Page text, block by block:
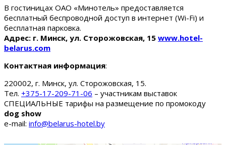
В гостиницах ОАО «Минотель» предоставляется
бесплатный беспроводной доступ в интернет (Wi-Fi) и
бесплатная парковка.
Адрес: г. Минск, ул. Сторожовская, 15 www.hotel-
belarus.com
Контактная информация:
220002, г. Минск, ул. Сторожовская, 15.
Тел. +375-17-209-71-06 – участникам выставок
СПЕЦИАЛЬНЫЕ тарифы на размещение по промокоду
dog show
e-mail: info@belarus-hotel.by